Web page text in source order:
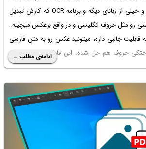
میشه، برعکس انگلیسی و خیلی از زبانای دیگه و برنامه OCR که کارش تبدیل
رو مثل حروف انگلیسی و در واقع برعکس میچینه.
حاضر ویندوز ۱۱ یه قابلیت جالبی داره، میتونید عکس رو به متن فارسی
حروف هم حل شده. این قابلیت کاربرد زیادی
داره، مثلاً اگه حدف تبدیل PDF به متن فارسی بدون به هم ریختگی باشه،
میتونید از صفحات و بخشای موردنظر تو فایل PDF بگیرید، عکسا رو به متن
پی دی اف جدید درست کنید.
به متن فارسی رایگان
بدون نصب هیچ برنامه
توی ویندوز ۱۱ رو توضیح میدیم. با ساده‌گو و یه آموزش مفید و کاربردی
ادامه‌ی مطلب ...